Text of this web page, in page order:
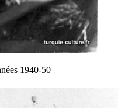
1940-50